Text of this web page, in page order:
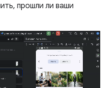
прошли ли ваши